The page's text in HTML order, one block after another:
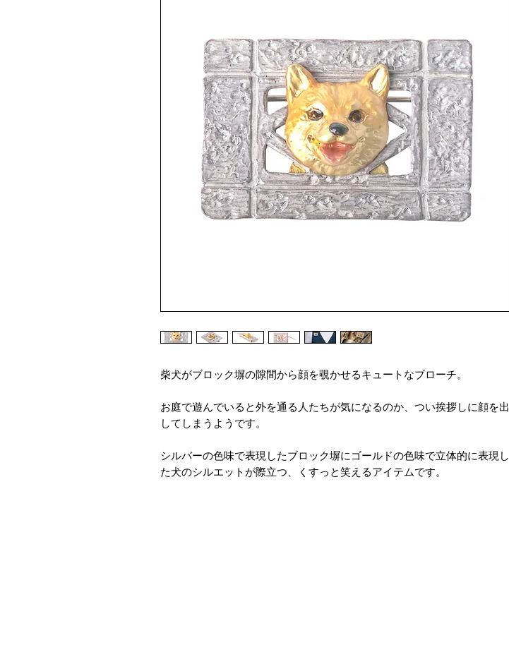
柴犬がブロック塀の隙間から顔を覗かせるキュートなブローチ。
お庭で遊んでいると外を通る人たちが気になるのか、つい挨拶しに顔を出
してしまうようです。
シルバーの色味で表現したブロック塀にゴールドの色味で立体的に表現し
た犬のシルエットが際立つ、くすっと笑えるアイテムです。